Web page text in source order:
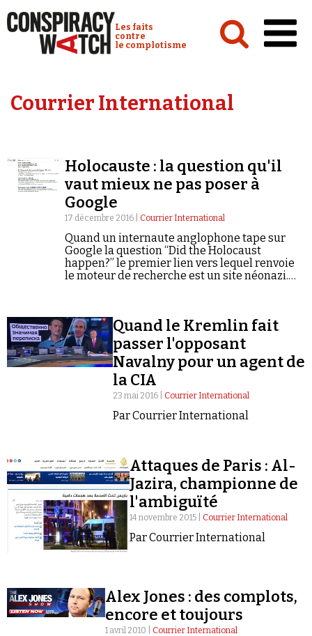
Conspiracy Watch :
Les faits
contre
le complotisme
Analyses
Vidéos
Émissions
Revues de presse
Faire un don
Demander à Vera
Se connecter
Courrier International
Holocauste : la question qu'il
vaut mieux ne pas poser à
Google
17 décembre 2016 | Courrier International
Quand un internaute anglophone tape sur
Google la question “Did the Holocaust
happen?” le premier lien vers lequel renvoie
le moteur de recherche est un site néonazi.
Quand le Kremlin fait
passer l'opposant
Navalny pour un agent de
la CIA
23 mai 2016 | Courrier International
Par Courrier International
Attaques de Paris : Al-
Jazira, championne de
l'ambiguïté
14 novembre 2015 | Courrier International
Par Courrier International
Alex Jones : des complots,
encore et toujours
1 avril 2010 | Courrier International